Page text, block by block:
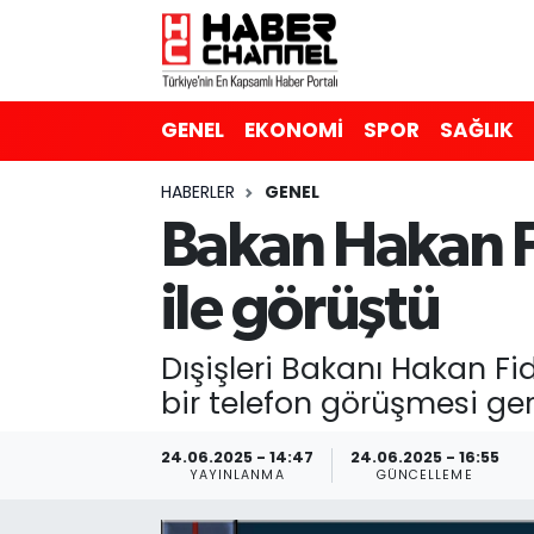
GENEL EKONOMİ SPOR SAĞLIK
HABERLER GENEL
Bakan Hakan
ile görüştü
Dışişleri Bakanı Hakan
bir telefon görüşmesi
24.06.2025 - 14:47
YAYINLANMA
24.06.2025 - 16:55
GÜNCELLEME
MAGAZİN
Nöbetçi Eczaneler
Süper Lig Puan Durumu ve Fikstür
Tüm Manşetler
Son Dakika Haberleri
Haber Arşivi